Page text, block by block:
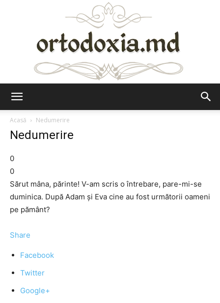
Acasă
Nedumerire
Nedumerire
0
0
Sărut mâna, părinte! V-am scris o întrebare, pare-mi-se
duminica. După Adam şi Eva cine au fost următorii oameni
pe pământ?
Share
Facebook
Twitter
Google+